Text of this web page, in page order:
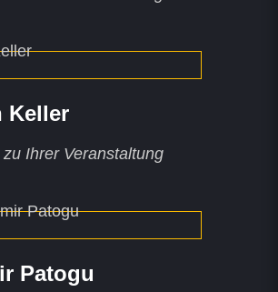
Keller
Ihrer Veranstaltung
Patogu